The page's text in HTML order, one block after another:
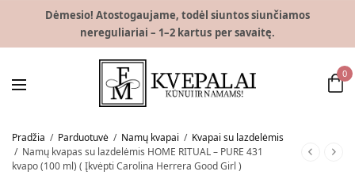
Dėmesio! Atostogaujame, todėl siuntos siunčiamos
nereguliariai – 1–2 kartus per savaitę.
0
Pradžia / Parduotuvė / Namų kvapai / Kvapai su lazdelėmis
/ Namų kvapas su lazdelėmis HOME RITUAL – PURE 431
kvapo (100 ml) ( Įkvėpti Carolina Herrera Good Girl )